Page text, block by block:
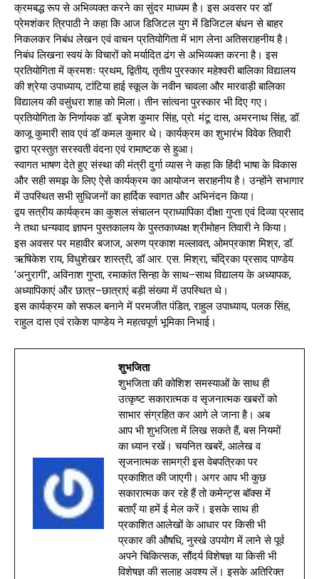
क्रमबद्ध रूप से अभिव्यक्त करने का सुंदर माध्यम है। इस अवसर पर डॉ
प्रेमशंकर त्रिपाठी ने कहा कि आज डिजिटल युग में डिजिटल बंधन से बाहर
निकलकर निबंध लेखन एवं वाचन प्रतियोगिता में भाग लेना अतिसराहनीय है।
निबंध लिखना स्वयं के विचारों को मर्यादित ढंग से अभिव्यक्त करना है। इस
प्रतियोगिता में क्रमशः प्रथम, द्वितीय, तृतीय पुरस्कार महेश्वरी बालिका विद्यालय
की श्रेया उपाध्याय, टांटिया हाई स्कूल के नवीन चावला और मारवाड़ी बालिका
विद्यालय की वसुंधरा शाह को मिला। तीन सांत्वना पुरस्कार भी दिए गए।
प्रतियोगिता के निर्णायक डॉ. बृजेश कुमार सिंह, प्रो. मंटू दास, अमरनाथ सिंह, डॉ.
काजू कुमारी साव एवं डॉ कमल कुमार थे। कार्यक्रम का शुभारंभ विवेक तिवारी
द्वारा प्रस्तुत सरस्वती वंदना एवं रामाष्टक से हुआ।
स्वागत भाषण देते हुए संस्था की मंत्री दुर्गा व्यास ने कहा कि हिंदी भाषा के विकास
और सही समझ के लिए ऐसे कार्यक्रम का आयोजन सराहनीय है। उन्होंने सभागार
में उपस्थित सभी सुधिजनों का हार्दिक स्वागत और अभिनंदन किया।
द्वय सत्रीय कार्यक्रम का कुशल संचालन प्राध्यापिका दीक्षा गुप्ता एवं दिव्या प्रसाद
ने तथा धन्यवाद ज्ञापन पुस्तकालय के पुस्तकाध्यक्ष श्रीमोहन तिवारी ने किया।
इस अवसर पर महावीर बजाज, अरुण प्रकाश मल्लावत, ओमप्रकाश मिश्र, डॉ.
ऋषिकेश राय, विधुशेखर शास्त्री, डॉ आर. एस. मिश्रा, चंद्रिका प्रसाद पाण्डेय
‘अनुरागी’, अविनाश गुप्ता, रमाकांत सिन्हा के साथ–साथ विद्यालय के अध्यापक,
अध्यापिकाएं और छात्र–छात्राएं बड़ी संख्या में उपस्थित थे।
इस कार्यक्रम को सफल बनाने में परमजीत पंडित, राहुल उपाध्याय, पलक सिंह,
राहुल दास एवं राकेश पाण्डेय ने महत्वपूर्ण भूमिका निभाई।
शुभजिता
शुभजिता की कोशिश समस्याओं के साथ ही
उत्कृष्ट सकारात्मक व सृजनात्मक खबरों को
साभार संग्रहित कर आगे ले जाना है। अब
आप भी शुभजिता में लिख सकते हैं, बस नियमों
का ध्यान रखें। चयनित खबरें, आलेख व
सृजनात्मक सामग्री इस वेबपत्रिका पर
प्रकाशित की जाएगी। अगर आप भी कुछ
सकारात्मक कर रहे हैं तो कमेन्ट्स बॉक्स में
बताएँ या हमें ई मेल करें। इसके साथ ही
प्रकाशित आलेखों के आधार पर किसी भी
प्रकार की औषधि, नुस्खे उपयोग में लाने से पूर्व
अपने चिकित्सक, सौंदर्य विशेषज्ञ या किसी भी
विशेषज्ञ की सलाह अवश्य लें। इसके अतिरिक्त